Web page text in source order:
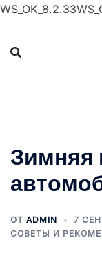
Зимняя
ОТ ADMIN
7
СОВЕТЫ И